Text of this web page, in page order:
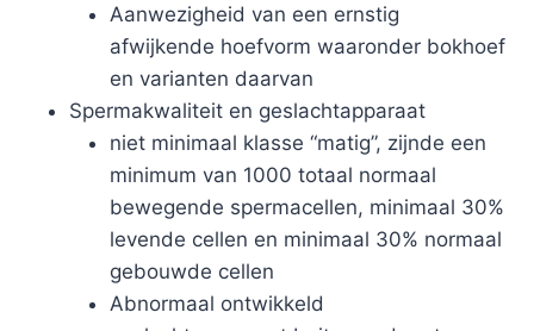
Aanwezigheid van een ernstig
afwijkende hoefvorm waaronder bokhoef
en varianten daarvan
Spermakwaliteit en geslachtapparaat
niet minimaal klasse “matig”, zijnde een
minimum van 1000 totaal normaal
bewegende spermacellen, minimaal 30%
levende cellen en minimaal 30% normaal
gebouwde cellen
Abnormaal ontwikkeld